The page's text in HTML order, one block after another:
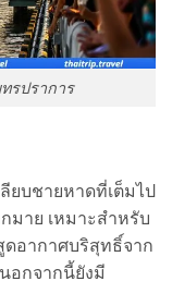
รปราการ
ยบชายหาดที่เต็มไป
มาย เหมาะสำหรับ
ดอากาศบริสุทธิ์จาก
อกจากนี้ยังมี